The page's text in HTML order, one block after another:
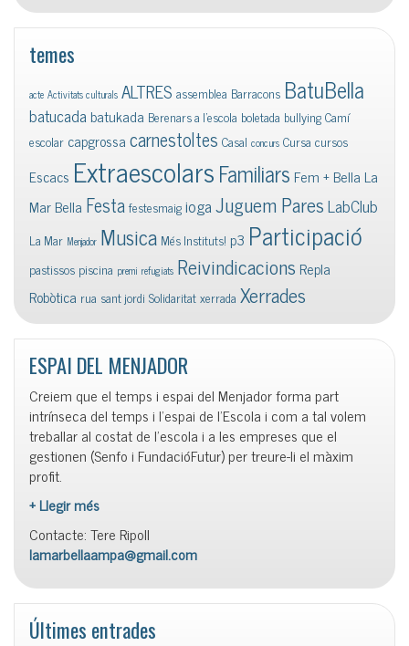
temes
acte Activitats culturals ALTRES assemblea Barracons BatuBella
batucadabatukada Berenars a l'escola boletada bullyingCamí
escolar capgrossacarnestoltes Casal concurs Cursa cursos
Escacs ExtraescolarsFamiliars Fem + Bella La
Mar Bella FestafestesmaigiogaJuguem ParesLabClub
La Mar Menjador Musica Més Instituts! p3 Participació
pastissos piscina premi refugiats Reivindicacions Repla
Robòtica rua sant jordi Solidaritatxerrada Xerrades
ESPAI DEL MENJADOR
Creiem que el temps i espai del Menjador forma part
intrínseca del temps i l’espai de l’Escola i com a tal volem
treballar al costat de l’escola i a les empreses que el
gestionen (Senfo i FundacióFutur) per treure-li el màxim
profit.
+ Llegir més
Contacte: Tere Ripoll
lamarbellaampa@gmail.com
Últimes entrades